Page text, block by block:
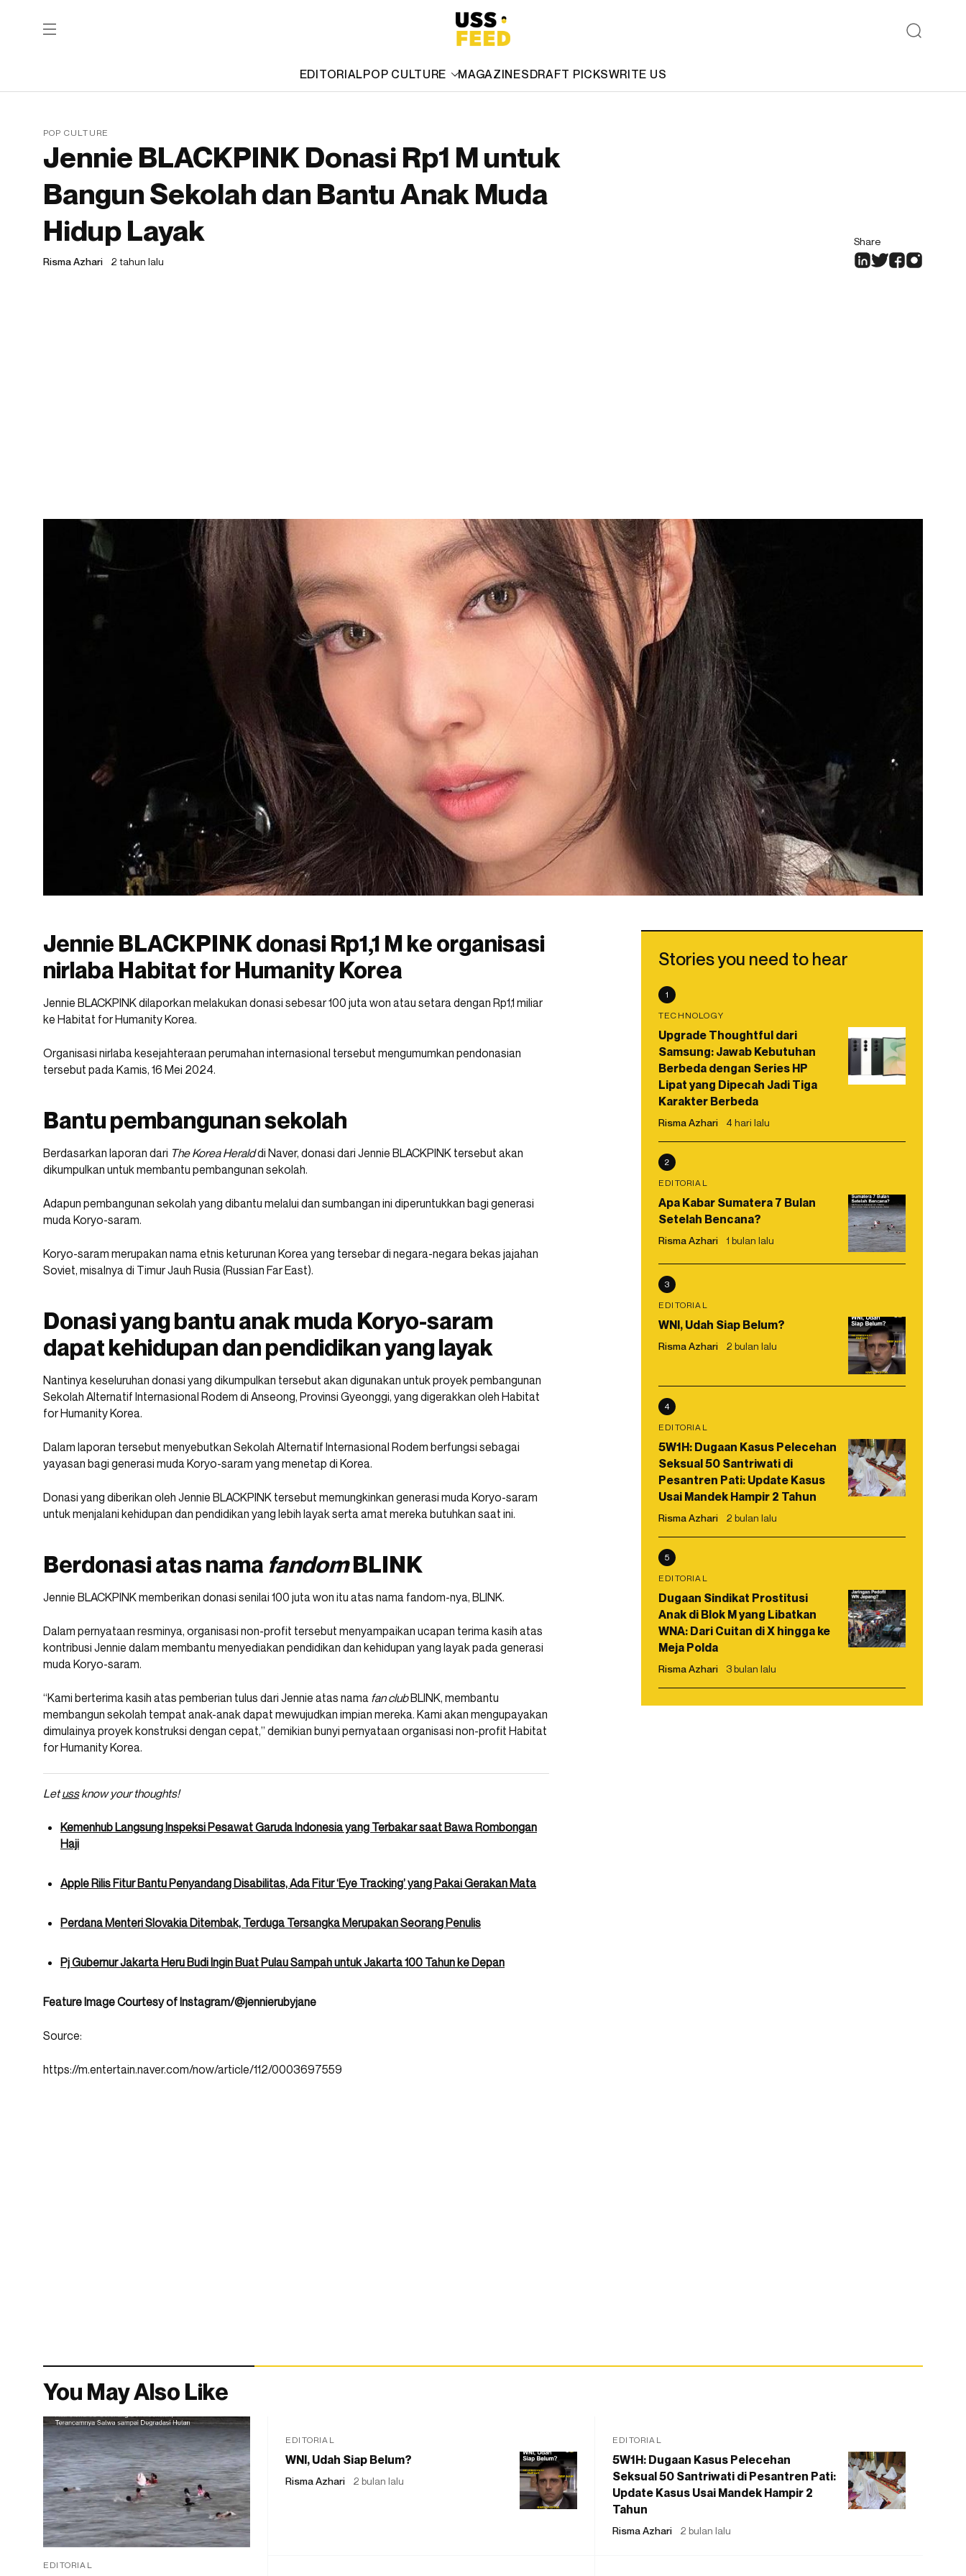
EDITORIALPOP CULTURE MAGAZINESDRAFT PICKSWRITE US
POP CULTURE
Jennie BLACKPINK Donasi Rp1 M untuk
Bangun Sekolah dan Bantu Anak Muda
Hidup Layak
Risma Azhari 2 tahun lalu
Share
Jennie BLACKPINK donasi Rp1,1 M ke organisasi
nirlaba Habitat for Humanity Korea
Jennie BLACKPINK dilaporkan melakukan donasi sebesar 100 juta won atau setara dengan Rp1,1 miliar
ke Habitat for Humanity Korea.
Organisasi nirlaba kesejahteraan perumahan internasional tersebut mengumumkan pendonasian
tersebut pada Kamis, 16 Mei 2024.
Bantu pembangunan sekolah
Berdasarkan laporan dari The Korea Heralddi Naver, donasi dari Jennie BLACKPINK tersebut akan
dikumpulkan untuk membantu pembangunan sekolah.
Adapun pembangunan sekolah yang dibantu melalui dan sumbangan ini diperuntukkan bagi generasi
muda Koryo-saram.
Koryo-saram merupakan nama etnis keturunan Korea yang tersebar di negara-negara bekas jajahan
Soviet, misalnya di Timur Jauh Rusia (Russian Far East).
Donasi yang bantu anak muda Koryo-saram
dapat kehidupan dan pendidikan yang layak
Nantinya keseluruhan donasi yang dikumpulkan tersebut akan digunakan untuk proyek pembangunan
Sekolah Alternatif Internasional Rodem di Anseong, Provinsi Gyeonggi, yang digerakkan oleh Habitat
for Humanity Korea.
Dalam laporan tersebut menyebutkan Sekolah Alternatif Internasional Rodem berfungsi sebagai
yayasan bagi generasi muda Koryo-saram yang menetap di Korea.
Donasi yang diberikan oleh Jennie BLACKPINK tersebut memungkinkan generasi muda Koryo-saram
untuk menjalani kehidupan dan pendidikan yang lebih layak serta amat mereka butuhkan saat ini.
Berdonasi atas nama fandomBLINK
Jennie BLACKPINK memberikan donasi senilai 100 juta won itu atas nama fandom-nya, BLINK.
Dalam pernyataan resminya, organisasi non-profit tersebut menyampaikan ucapan terima kasih atas
kontribusi Jennie dalam membantu menyediakan pendidikan dan kehidupan yang layak pada generasi
muda Koryo-saram.
“Kami berterima kasih atas pemberian tulus dari Jennie atas nama fan clubBLINK, membantu
membangun sekolah tempat anak-anak dapat mewujudkan impian mereka. Kami akan mengupayakan
dimulainya proyek konstruksi dengan cepat,” demikian bunyi pernyataan organisasi non-profit Habitat
for Humanity Korea.
Letussknow your thoughts!
Kemenhub Langsung Inspeksi Pesawat Garuda Indonesia yang Terbakar saat Bawa Rombongan
Haji
Apple Rilis Fitur Bantu Penyandang Disabilitas, Ada Fitur ‘Eye Tracking’ yang Pakai Gerakan Mata
Perdana Menteri Slovakia Ditembak, Terduga Tersangka Merupakan Seorang Penulis
Pj Gubernur Jakarta Heru Budi Ingin Buat Pulau Sampah untuk Jakarta 100 Tahun ke Depan
Feature Image Courtesy of Instagram/@jennierubyjane
Source:
https://m.entertain.naver.com/now/article/112/0003697559
Stories you need to hear
1
TECHNOLOGY
Upgrade Thoughtful dari
Samsung: Jawab Kebutuhan
Berbeda dengan Series HP
Lipat yang Dipecah Jadi Tiga
Karakter Berbeda
Risma Azhari 4 hari lalu
2
EDITORIAL
Apa Kabar Sumatera 7 Bulan
Setelah Bencana?
Risma Azhari 1 bulan lalu
3
EDITORIAL
WNI, Udah Siap Belum?
Risma Azhari 2 bulan lalu
4
EDITORIAL
5W1H: Dugaan Kasus Pelecehan
Seksual 50 Santriwati di
Pesantren Pati: Update Kasus
Usai Mandek Hampir 2 Tahun
Risma Azhari 2 bulan lalu
5
EDITORIAL
Dugaan Sindikat Prostitusi
Anak di Blok M yang Libatkan
WNA: Dari Cuitan di X hingga ke
Meja Polda
Risma Azhari 3 bulan lalu
You May Also Like
EDITORIAL
EDITORIAL
WNI, Udah Siap Belum?
Risma Azhari 2 bulan lalu
EDITORIAL
5W1H: Dugaan Kasus Pelecehan
Seksual 50 Santriwati di Pesantren Pati:
Update Kasus Usai Mandek Hampir 2
Tahun
Risma Azhari 2 bulan lalu